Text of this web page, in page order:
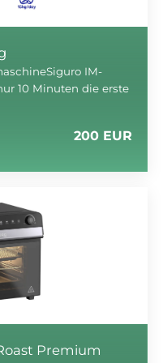
IM-
10 Minuten die erste
200 EUR
Premium